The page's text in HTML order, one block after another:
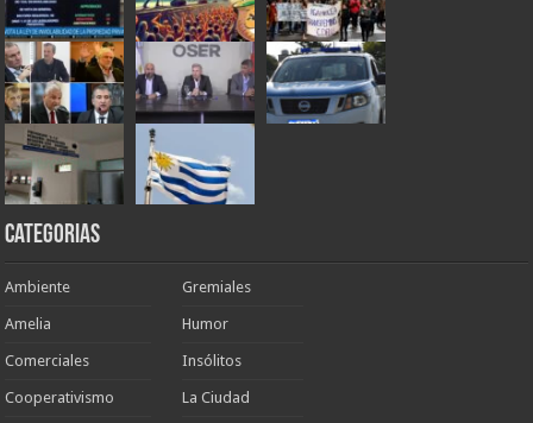
Categorias
Ambiente
Amelia
Comerciales
Cooperativismo
Gremiales
Humor
Insólitos
La Ciudad